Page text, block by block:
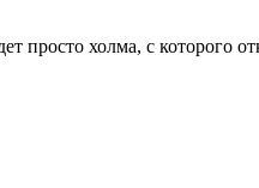
холма, с которого